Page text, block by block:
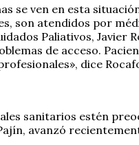
se ven en esta
son atendidos por
Paliativos,
de acceso.
dice
sanitarios estén
avanzó